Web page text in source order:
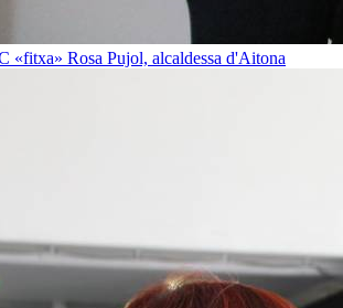
«fitxa» Rosa Pujol, alcaldessa d'Aitona